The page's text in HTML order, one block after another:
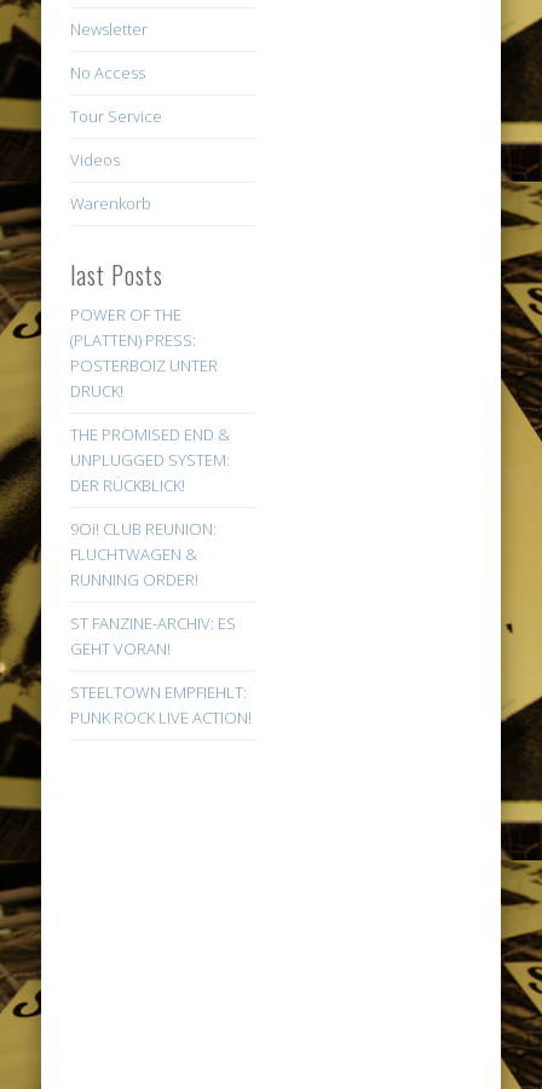
Newsletter
No Access
Tour Service
Videos
Warenkorb
last Posts
POWER OF THE
(PLATTEN) PRESS:
POSTERBOIZ UNTER
DRUCK!
THE PROMISED END &
UNPLUGGED SYSTEM:
DER RÜCKBLICK!
9Oi! CLUB REUNION:
FLUCHTWAGEN &
RUNNING ORDER!
ST FANZINE-ARCHIV: ES
GEHT VORAN!
STEELTOWN EMPFIEHLT:
PUNK ROCK LIVE ACTION!